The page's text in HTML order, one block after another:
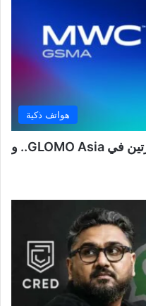
هواتف ذكية
Honor Magic V6 يخطف جائزتين في GLOMO Asia.. و